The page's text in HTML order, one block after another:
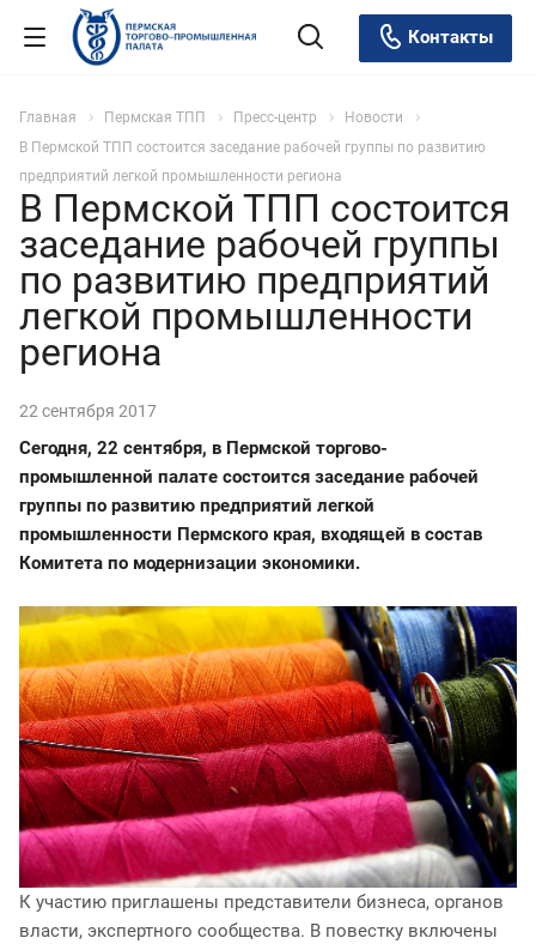
Контакты
Главная Пермская ТПП Пресс-центр
Новости
В Пермской ТПП состоится заседание рабочей группы по развитию
предприятий легкой промышленности региона
В Пермской ТПП состоится
заседание рабочей группы
по развитию предприятий
легкой промышленности
региона
22 сентября 2017
Сегодня, 22 сентября, в Пермской торгово-
промышленной палате состоится заседание рабочей
группы по развитию предприятий легкой
промышленности Пермского края, входящей в состав
Комитета по модернизации экономики.
К участию приглашены представители бизнеса, органов
власти, экспертного сообщества. В повестку включены